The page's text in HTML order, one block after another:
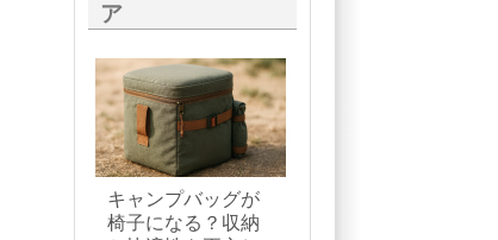
ア
キャンプバッグが
椅子になる？収納